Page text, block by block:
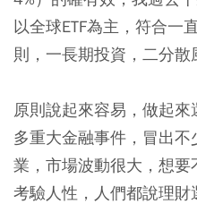
以全球ETF為主，符合一
則，一長期投資，二分散
原則說起來容易，做起
多重大金融事件，冒出
業，市場波動很大，想
考驗人性， 人們都說理財